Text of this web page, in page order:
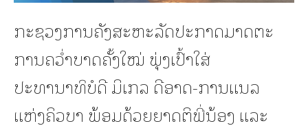
ກະຊວງການຄັງສະຫະລັດປະກາດມາດຕະ
ການຄວ່ຳບາດຄັ້ງໃໝ່ ພຸ່ງເປົ້າໃສ່
ປະທານາທິບໍດີ ມິເກລ ດີອາດ-ການແນລ
ແຫ່ງຄິວບາ ພ້ອມດ້ວຍຍາດຕິພີ່ນ້ອງ ແລະ